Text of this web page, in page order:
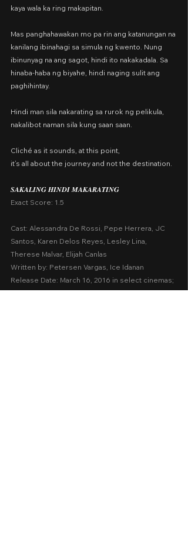
kaya wala ka ring makapitan.
Mas panghahawakan mo pa rin ang katanungan na
kanilang ibinahagi sa simula ng kwento. Nung
ibinunyag na ang sagot, hindi ito nakakadala. Sa
hinaba-haba ng biyahe, hindi naging sulit ang
paghihintay.
Hindi man sila nakarating sa rurok ng pelikula,
nakalibot naman sila kung saan saan.
Cliché as it sounds, at this point,
it’s all about the journey and not the destination.
𝑺𝑨𝑲𝑨𝑳𝑰𝑵𝑮 𝑯𝑰𝑵𝑫𝑰 𝑴𝑨𝑲𝑨𝑹𝑨𝑻𝑰𝑵𝑮
Exact Score: 1.5
Cast: Alessandra De Rossi, Pepe Herrera, JC
Santos, Karen Delos Reyes, Lesley Lina,
Therese Malvar, Elijah Canlas
Written by: Petersen Vargas, Ice Idanan
Release Date: March 16, 2016 in select cinemas;
July 11, 2025 on Netflix